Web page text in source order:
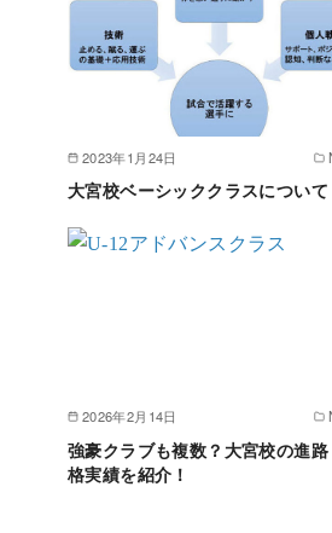
2023年1月24日
大宮校ベーシッククラスについて
2026年2月14日
強豪クラブも複数？大宮校の進
格実績を紹介！